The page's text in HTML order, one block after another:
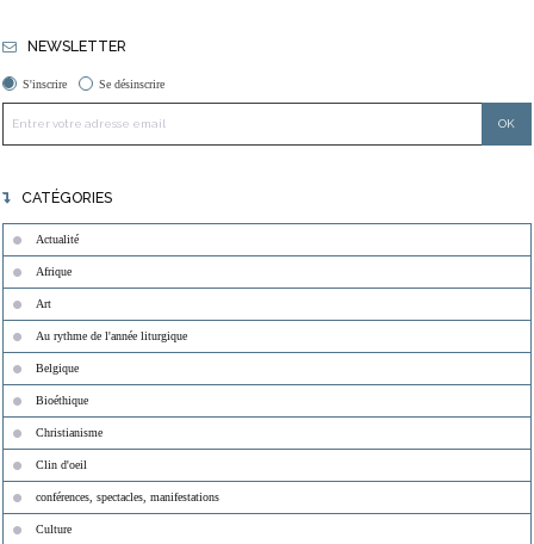
NEWSLETTER
S'inscrire Se désinscrire
CATÉGORIES
Actualité
Afrique
Art
Au rythme de l'année liturgique
Belgique
Bioéthique
Christianisme
Clin d'oeil
conférences, spectacles, manifestations
Culture